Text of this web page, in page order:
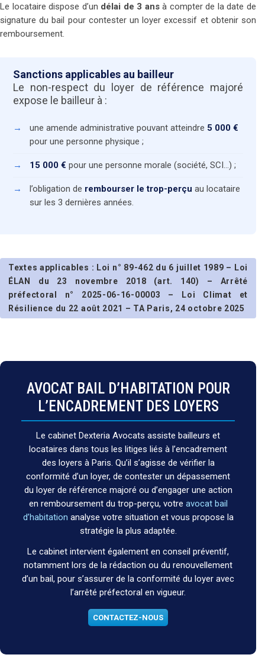
Le locataire dispose d’un délai de 3 ansà compter de la date de
signature du bail pour contester un loyer excessif et obtenir son
remboursement.
Sanctions applicables au bailleur
Le non-respect du loyer de référence majoré
expose le bailleur à :
une amende administrative pouvant atteindre 5 000 €
pour une personne physique ;
15 000 € pour une personne morale (société, SCI…) ;
l’obligation de rembourser le trop-perçu au locataire
sur les 3 dernières années.
Textes applicables : Loi n° 89-462 du 6 juillet 1989 – Loi
ÉLAN du 23 novembre 2018 (art. 140) – Arrêté
préfectoral n° 2025-06-16-00003 – Loi Climat et
Résilience du 22 août 2021 – TA Paris, 24 octobre 2025
AVOCAT BAIL D’HABITATION POUR
L’ENCADREMENT DES LOYERS
Le cabinet Dexteria Avocats assiste bailleurs et
locataires dans tous les litiges liés à l’encadrement
des loyers à Paris. Qu’il s’agisse de vérifier la
conformité d’un loyer, de contester un dépassement
du loyer de référence majoré ou d’engager une action
en remboursement du trop-perçu, votre avocat bail
d’habitation analyse votre situation et vous propose la
stratégie la plus adaptée.
Le cabinet intervient également en conseil préventif,
notamment lors de la rédaction ou du renouvellement
d’un bail, pour s’assurer de la conformité du loyer avec
l’arrêté préfectoral en vigueur.
CONTACTEZ-NOUS